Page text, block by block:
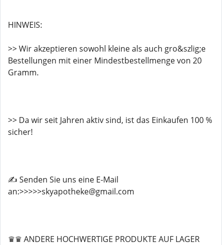
HINWEIS:
>> Wir akzeptieren sowohl kleine als auch gro&szlig;e
Bestellungen mit einer Mindestbestellmenge von 20
Gramm.
>> Da wir seit Jahren aktiv sind, ist das Einkaufen 100 %
sicher!
✍️ Senden Sie uns eine E-Mail
an:>>>>>skyapotheke@gmail.com
♛♛ ANDERE HOCHWERTIGE PRODUKTE AUF LAGER